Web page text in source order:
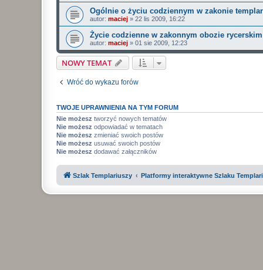
Ogólnie o życiu codziennym w zakonie
autor: maciej » 22 lis 2009, 16:22
Życie codzienne w zakonnym obozie rycerskim
autor: maciej » 01 sie 2009, 12:23
NOWY TEMAT
Wróć do wykazu forów
TWOJE UPRAWNIENIA NA TYM FORUM
Nie możesz tworzyć nowych tematów
Nie możesz odpowiadać w tematach
Nie możesz zmieniać swoich postów
Nie możesz usuwać swoich postów
Nie możesz dodawać załączników
Szlak Templariuszy Platformy interaktywne Szlaku